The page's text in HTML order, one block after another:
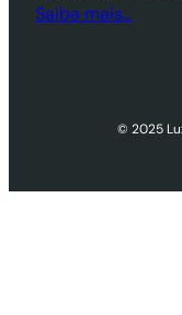
Saiba mais…
© 2025